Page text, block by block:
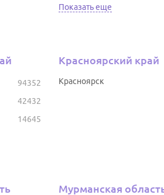
Показать еще
94352
42432
14645
Красноярский край
Красноярск
Мурманская